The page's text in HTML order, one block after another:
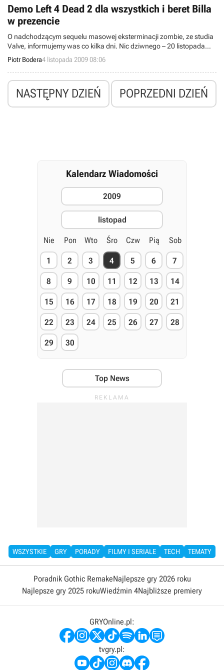
Demo Left 4 Dead 2 dla wszystkich i beret Billa
w prezencie
O nadchodzącym sequelu masowej eksterminacji zombie, ze studia
Valve, informujemy was co kilka dni. Nic dziwnego – 20 listopada
nastąpi premiera Left 4 Dead 2, więc zostało jeszcze 16 dni by złożyć
preorder. Oprócz dema deweloper przygotował nietypową atrakcję
dla tych, którzy zawczasu zamówią L4D2.
Piotr Bodera4 listopada 2009 08:06
NASTĘPNY DZIEŃ POPRZEDNI DZIEŃ
Kalendarz Wiadomości
2009
listopad
Nie Pon Wto Śro Czw Pią Sob
1 2 3 4 5 6 7
8 9 10 11 12 13 14
15 16 17 18 19 20 21
22 23 24 25 26 27 28
29 30
Top News
WSZYSTKIE GRY PORADY FILMY I SERIALE TECH TEMATY
Poradnik Gothic RemakeNajlepsze gry 2026 roku
Najlepsze gry 2025 rokuWiedźmin 4Najbliższe premiery
GRYOnline.pl:
tvgry.pl: